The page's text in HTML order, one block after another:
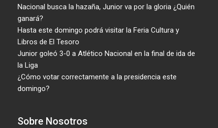
Nacional busca la hazaña, Junior va por la gloria ¿Quién
ganará?
Hasta este domingo podrá visitar la Feria Cultura y
Libros de El Tesoro
Junior goleó 3-0 a Atlético Nacional en la final de ida de
la Liga
¿Cómo votar correctamente a la presidencia este
domingo?
Sobre Nosotros